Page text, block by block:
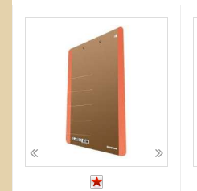
Okolicznościowe i świąteczne
Dźwiekowe
Maty do zabawy
Do rozkręcania
Bąki
Inne
do siatkówki
do koszykówki
Nowości
Wyprzedaż
Promocje
Zakupy hurtowe
Koszty przesyłki